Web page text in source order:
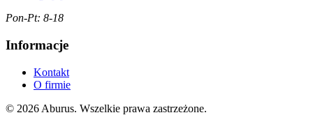
Pon-Pt: 8-18
Informacje
Kontakt
O firmie
© 2026 Aburus. Wszelkie prawa zastrzeżone.